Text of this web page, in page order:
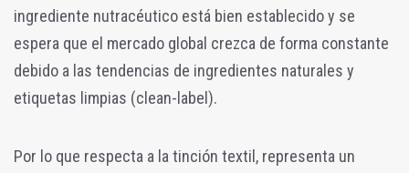
ingrediente nutracéutico está bien establecido y se
espera que el mercado global crezca de forma constante
debido a las tendencias de ingredientes naturales y
etiquetas limpias (clean-label).
Por lo que respecta a la tinción textil, representa un